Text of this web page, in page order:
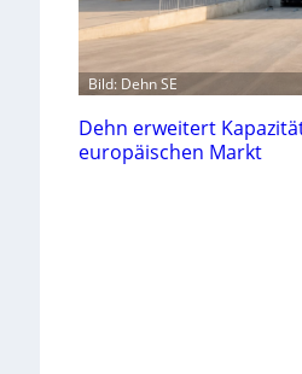
Bild: Dehn SE
Dehn erweitert
europäischen Markt